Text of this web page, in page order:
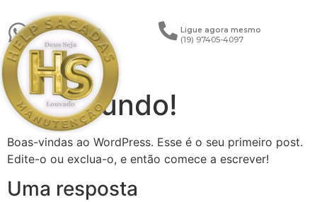
Entre em contato
(19) 97414-6080
Ligue agora mesmo
(19) 97405-4097
Olá, mundo!
Boas-vindas ao WordPress. Esse é o seu primeiro post.
Edite-o ou exclua-o, e então comece a escrever!
Uma resposta